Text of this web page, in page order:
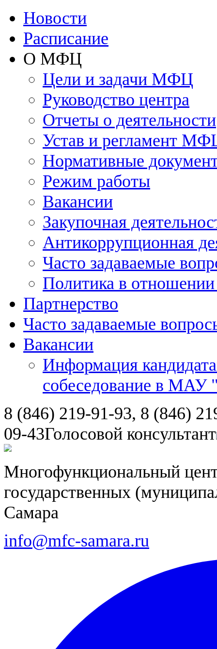
Новости
Расписание
О МФЦ
Цели и задачи МФЦ
Руководство центра
Отчеты о деятельности
Устав и регламент
Нормативные
Режим работы
Вакансии
Закупочная
Антикоррупционная
Часто задаваемые
Политика в
Партнерство
Часто задаваемые
Вакансии
Информация
собеседование в
8 (846) 219-91-93, 8 (846)
09-43Голосовой консультант
Многофункциональный
государственных
Самара
info@mfc-samara.ru